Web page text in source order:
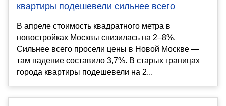
квартиры подешевели сильнее всего
В апреле стоимость квадратного метра в
новостройках Москвы снизилась на 2–8%.
Сильнее всего просели цены в Новой Москве —
там падение составило 3,7%. В старых границах
города квартиры подешевели на 2...